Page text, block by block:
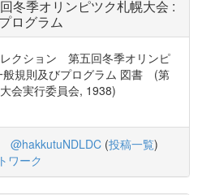
冬季オリンピツク札幌大会 :
ログラム
クション 第五回冬季オリンピ
般規則及びプログラム 図書 (第
会実行委員会, 1938)
@hakkutuNDLDC (投稿一覧)
ワーク